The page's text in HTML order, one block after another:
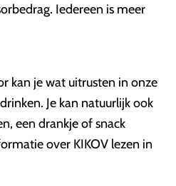
Iedereen is meer
kan je wat uitrusten in onze
Je kan natuurlijk ook
een drankje of snack
over KIKOV lezen in